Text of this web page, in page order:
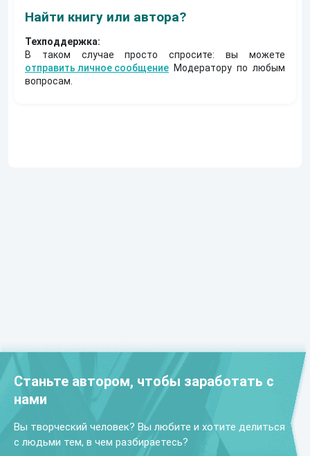
Найти книгу или автора?
Техподдержка:
В таком случае просто спросите: вы можете
отправить личное сообщение Модератору по любым
вопросам.
Станьте автором, чтобы заработать с
нами
Вы творческий человек? Вы любите и хотите делиться
с людьми тем, в чем разбираетесь?